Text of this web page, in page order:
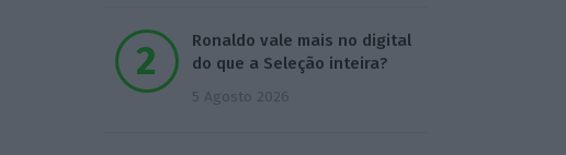
Ronaldo vale mais no digital
do que a Seleção inteira?
5 Agosto 2026